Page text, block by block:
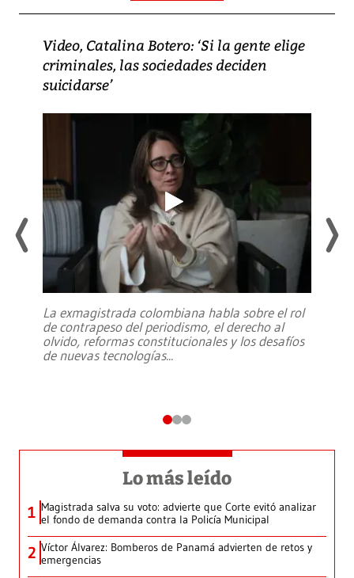
Video, Catalina Botero: ‘Si la gente elige
criminales, las sociedades deciden
suicidarse’
La exmagistrada colombiana habla sobre el rol
de contrapeso del periodismo, el derecho al
olvido, reformas constitucionales y los desafíos
de nuevas tecnologías...
Lo más leído
1 Magistrada salva su voto: advierte que Corte evitó analizar
el fondo de demanda contra la Policía Municipal
2 Víctor Álvarez: Bomberos de Panamá advierten de retos y
emergencias